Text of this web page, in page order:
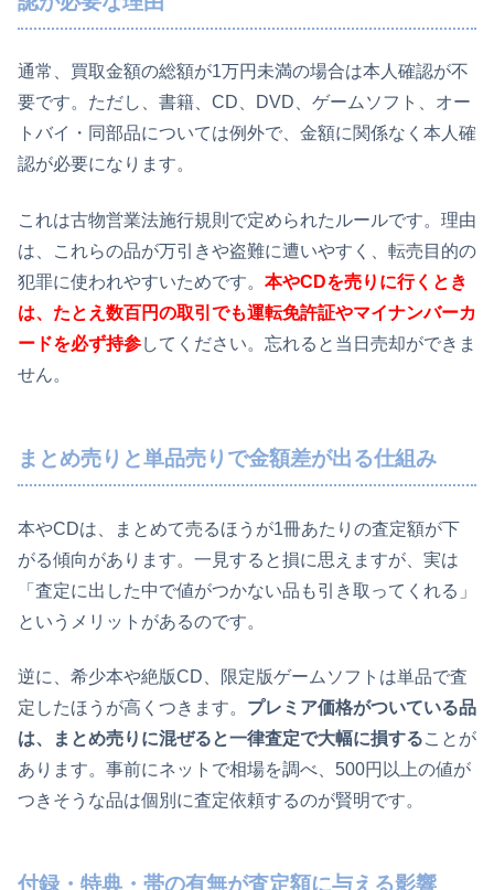
通常、買取金額の総額が1万円未満の場合は本人確認が不
要です。ただし、書籍、CD、DVD、ゲームソフト、オー
トバイ・同部品については例外で、金額に関係なく本人確
認が必要になります。
これは古物営業法施行規則で定められたルールです。理由
は、これらの品が万引きや盗難に遭いやすく、転売目的の
犯罪に使われやすいためです。 本やCDを売りに行くとき
は、たとえ数百円の取引でも運転免許証やマイナンバーカ
ードを必ず持参してください。忘れると当日売却ができま
せん。
まとめ売りと単品売りで金額差が出る仕組み
本やCDは、まとめて売るほうが1冊あたりの査定額が下
がる傾向があります。一見すると損に思えますが、実は
「査定に出した中で値がつかない品も引き取ってくれる」
というメリットがあるのです。
逆に、希少本や絶版CD、限定版ゲームソフトは単品で査
定したほうが高くつきます。 プレミア価格がついている品
は、まとめ売りに混ぜると一律査定で大幅に損することが
あります。事前にネットで相場を調べ、500円以上の値が
つきそうな品は個別に査定依頼するのが賢明です。
付録・特典・帯の有無が査定額に与える影響